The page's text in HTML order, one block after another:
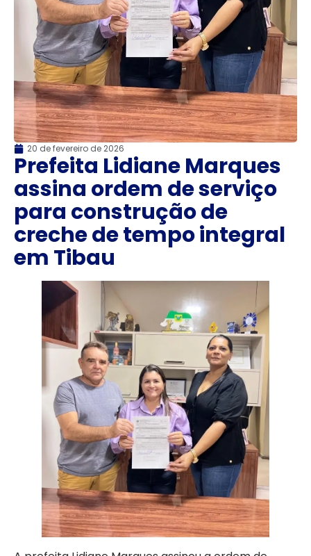
20 de fevereiro de 2026
Prefeita Lidiane Marques
assina ordem de serviço
para construção de
creche de tempo integral
em Tibau